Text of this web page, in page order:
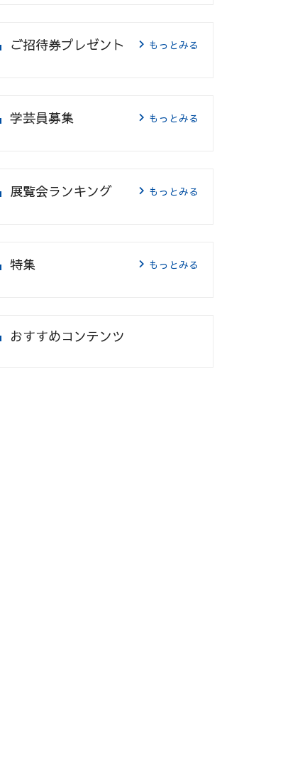
ご招待券プレゼント もっとみる
学芸員募集 もっとみる
展覧会ランキング もっとみる
特集 もっとみる
おすすめコンテンツ